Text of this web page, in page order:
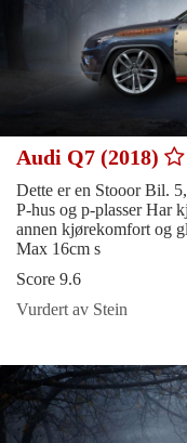
Audi Q7 (2018)
Dette er en Stooor Bil.
P-hus og p-plasser Har
annen kjørekomfort og
Max 16cm s
Score 9.6
Vurdert av Stein